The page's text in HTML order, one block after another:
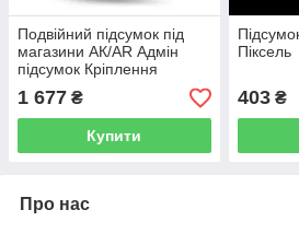
Подвійний підсумок під
магазини АК/AR Адмін
підсумок Кріплення
MOLLE Піксель ММ14
1 677 ₴
Купити
Піксель
403₴
Про нас